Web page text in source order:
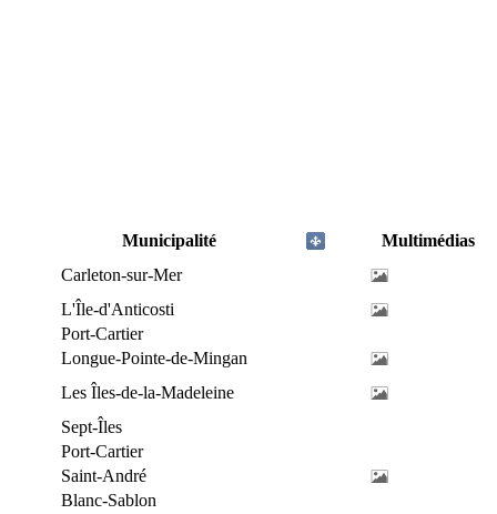
Municipalité
Multimédias
Carleton-sur-Mer
L'Île-d'Anticosti
Port-Cartier
Longue-Pointe-de-Mingan
Les Îles-de-la-Madeleine
Sept-Îles
Port-Cartier
Saint-André
Blanc-Sablon